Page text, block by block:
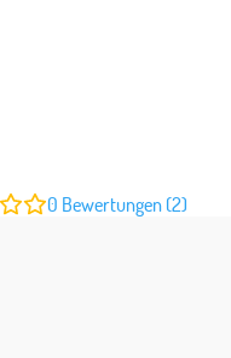
0 Bewertungen (2)